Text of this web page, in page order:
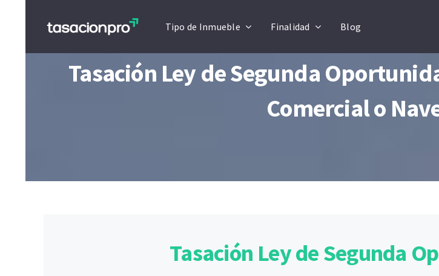
Tipo de Inmueble Finalidad Blog
Tasación Ley de Segunda
Comercial o
Tasación Ley de Segunda